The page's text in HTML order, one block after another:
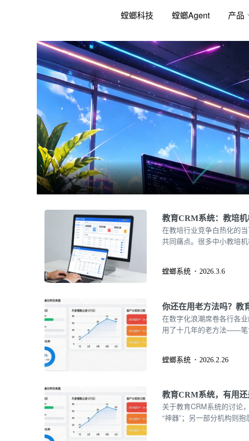
螳螂科技 螳螂Agent 产品
教育CRM系统：教培
在教培行业竞争白热化的
共同痛点。很多中小教培
螳螂系统 2026.3.6
你还在用老方法吗？教
在数字化浪潮席卷各行各
用了十几年的老方法——
螳螂系统 2026.2.26
教育CRM系统，有用还
关于教育CRM系统的讨论
“神器”；另一部分机构则